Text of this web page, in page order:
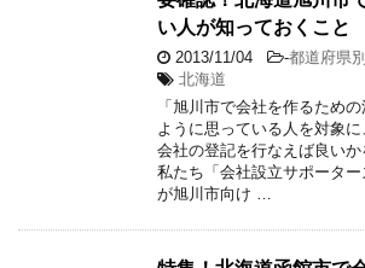
い人が知っておくこと
2013/11/04 -都道府県
北海道
「旭川市で会社を作るため
ように思っている人を対象
会社の登記を行なえば良いか
私たち「会社設立サポータ
が旭川市向け …